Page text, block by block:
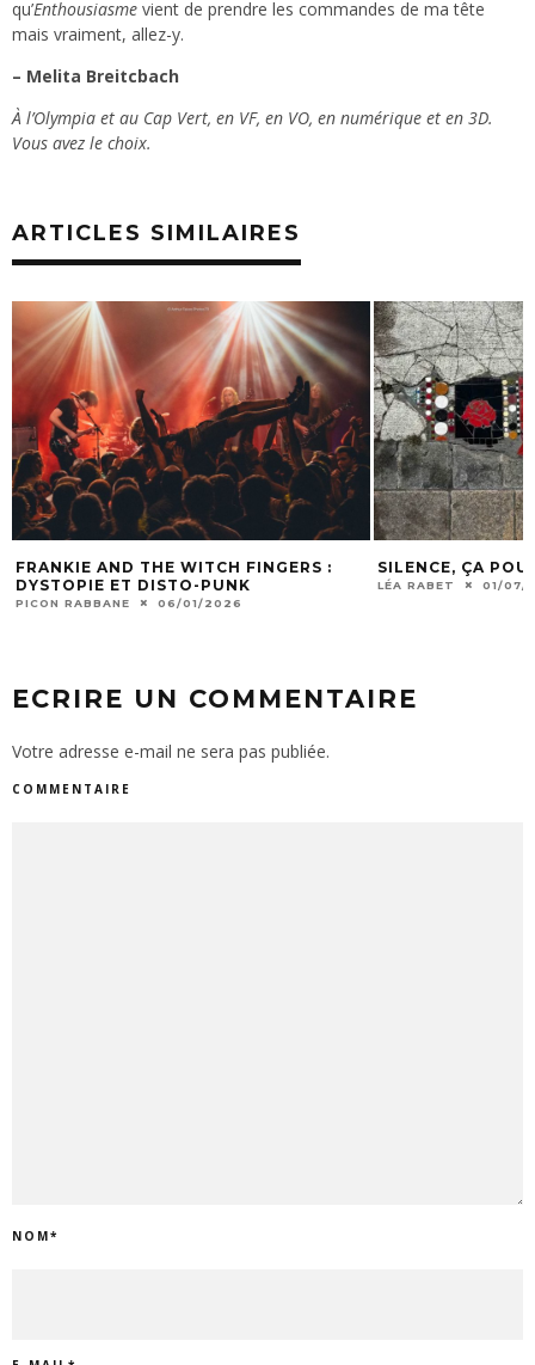
qu’Enthousiasme vient de prendre les commandes de ma tête
mais vraiment, allez-y.
– Melita Breitcbach
À l’Olympia et au Cap Vert, en VF, en VO, en numérique et en 3D.
Vous avez le choix.
ARTICLES SIMILAIRES
FRANKIE AND THE WITCH FINGERS :
DYSTOPIE ET DISTO-PUNK
PICON RABBANE 06/01/2026
SILENCE, ÇA
LÉA RABET 01/07/
ECRIRE UN COMMENTAIRE
Votre adresse e-mail ne sera pas publiée.
COMMENTAIRE
NOM*